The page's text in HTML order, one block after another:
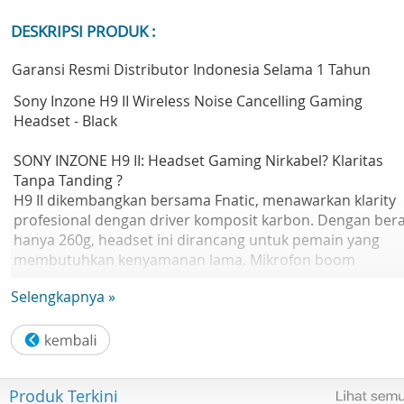
DESKRIPSI PRODUK :
Garansi Resmi Distributor Indonesia Selama 1 Tahun
Sony Inzone H9 II Wireless Noise Cancelling Gaming
Headset - Black
SONY INZONE H9 II: Headset Gaming Nirkabel? Klaritas
Tanpa Tanding ?
H9 II dikembangkan bersama Fnatic, menawarkan klarity
profesional dengan driver komposit karbon. Dengan
hanya 260g, headset ini dirancang untuk pemain yang
membutuhkan kenyamanan lama. Mikrofon boom
ganda menjaga game dan chat.
WH-1000XM6, memberikan spektrum suara penuh. Noise
cancelling memastikan fokus pada game. Mikrofon
yang lentur dan dapat ditarik dengan noise cancellation
menghilangkan semua suara gangguan.
Selengkapnya »
Produk Terkini